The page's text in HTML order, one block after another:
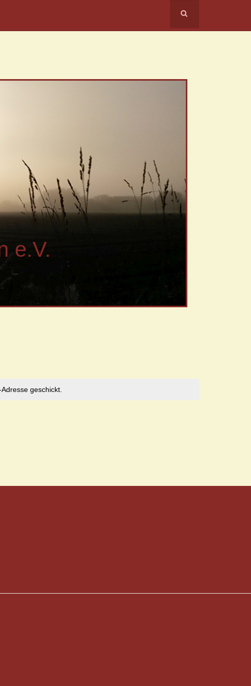
e.V.
geschickt.